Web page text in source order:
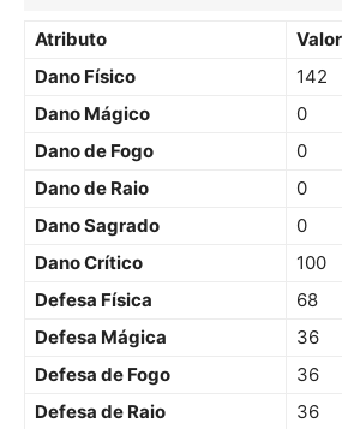
Atributo
Valor
Dano Físico
142
Dano Mágico
0
Dano de Fogo
0
Dano de Raio
0
Dano Sagrado
0
Dano Crítico
100
Defesa Física
68
Defesa Mágica
36
Defesa de Fogo
36
Defesa de Raio
36